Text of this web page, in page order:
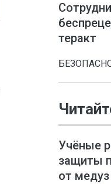
теракт
Учёные
защиты
от медуз